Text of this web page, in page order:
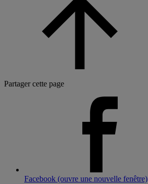
Partager cette page
Facebook (ouvre une nouvelle fenêtre)